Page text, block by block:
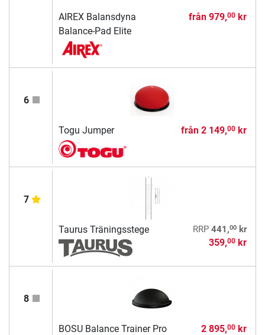
AIREX Balansdyna
Balance-Pad Elite
från 979,00kr
6
Togu Jumper från 2 149,00kr
7
Taurus Träningsstege RRP 441,00kr
359,00kr
8
BOSU Balance Trainer Pro
2 895,00kr